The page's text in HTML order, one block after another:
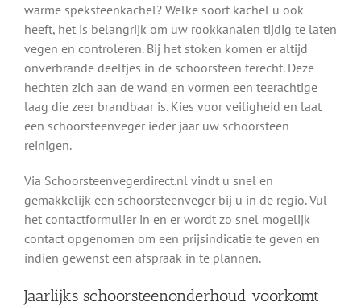
warme speksteenkachel? Welke soort kachel u ook
heeft, het is belangrijk om uw rookkanalen tijdig te laten
vegen en controleren. Bij het stoken komen er altijd
onverbrande deeltjes in de schoorsteen terecht. Deze
hechten zich aan de wand en vormen een teerachtige
laag die zeer brandbaar is. Kies voor veiligheid en laat
een schoorsteenveger ieder jaar uw schoorsteen
reinigen.
Via Schoorsteenvegerdirect.nl vindt u snel en
gemakkelijk een schoorsteenveger bij u in de regio. Vul
het contactformulier in en er wordt zo snel mogelijk
contact opgenomen om een prijsindicatie te geven en
indien gewenst een afspraak in te plannen.
Jaarlijks schoorsteenonderhoud voorkomt